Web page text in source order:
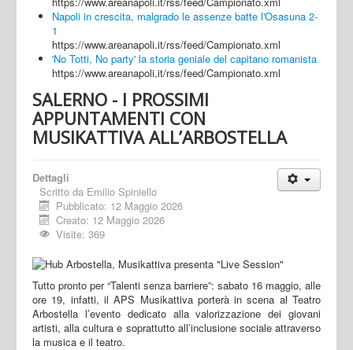
Napoli in crescita, malgrado le assenze batte l'Osasuna 2-
1
https://www.areanapoli.it/rss/feed/Campionato.xml
'No Totti, No party' la storia geniale del capitano romanista
https://www.areanapoli.it/rss/feed/Campionato.xml
SALERNO - I PROSSIMI
APPUNTAMENTI CON
MUSIKATTIVA ALL’ARBOSTELLA
Dettagli
Scritto da Emilio Spiniello
Pubblicato: 12 Maggio 2026
Creato: 12 Maggio 2026
Visite: 369
Tutto pronto per “Talenti senza barriere”: sabato 16 maggio, alle
ore 19, infatti, il APS Musikattiva porterà in scena al Teatro
Arbostella l’evento dedicato alla valorizzazione dei giovani
artisti, alla cultura e soprattutto all’inclusione sociale attraverso
la musica e il teatro.